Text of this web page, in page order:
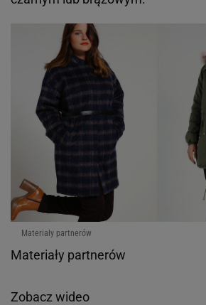
Materiały partnerów
Materiały partnerów
Zobacz wideo